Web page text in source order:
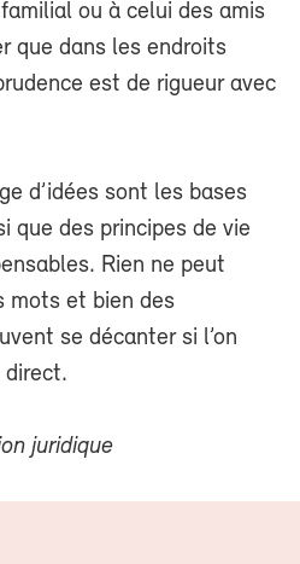
ou à celui des amis
que dans les endroits
est de rigueur avec
d’idées sont les bases
que des principes de vie
Rien ne peut
mots et bien des
se décanter si l’on
direct.
juridique